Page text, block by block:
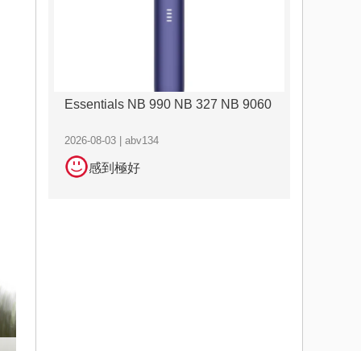
Essentials NB 990 NB 327 NB 9060
2026-08-03 | abv134
感到極好